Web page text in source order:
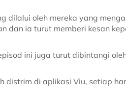
dilalui oleh mereka yang
dan ia turut memberi kesan
ini juga turut dibintangi
distrim di aplikasi Viu, setiap